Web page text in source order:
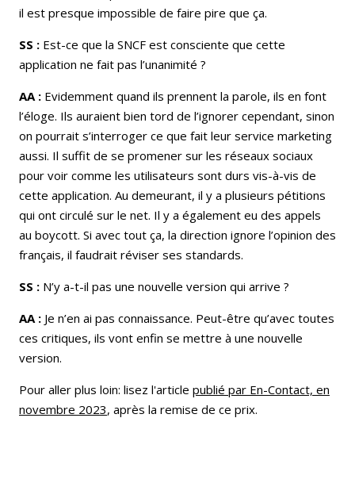
il est presque impossible de faire pire que ça.
SS : Est-ce que la SNCF est consciente que cette
application ne fait pas l’unanimité ?
AA : Evidemment quand ils prennent la parole, ils en font
l’éloge. Ils auraient bien tord de l’ignorer cependant, sinon
on pourrait s’interroger ce que fait leur service marketing
aussi. Il suffit de se promener sur les réseaux sociaux
pour voir comme les utilisateurs sont durs vis-à-vis de
cette application. Au demeurant, il y a plusieurs pétitions
qui ont circulé sur le net. Il y a également eu des appels
au boycott. Si avec tout ça, la direction ignore l’opinion des
français, il faudrait réviser ses standards.
SS : N’y a­-t-il pas une nouvelle version qui arrive ?
AA : Je n’en ai pas connaissance. Peut-être qu’avec toutes
ces critiques, ils vont enfin se mettre à une nouvelle
version.
Pour aller plus loin: lisez l'article publié par En-Contact, en
novembre 2023, après la remise de ce prix.